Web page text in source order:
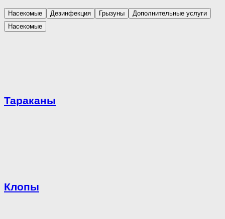
Насекомые Дезинфекция Грызуны
Дополнительные услуги
Насекомые
Тараканы
Клопы